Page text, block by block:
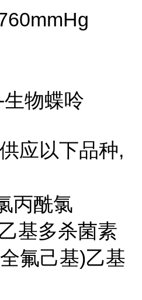
物蝶呤
应以下品种,
丙酰氯
基多杀菌素
氟己基)乙基